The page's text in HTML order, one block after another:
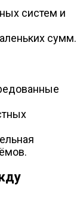
систем и
сумм.